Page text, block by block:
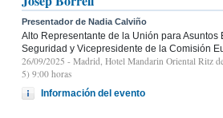
Presentador de Nadia Calviño
Alto Representante de la Unión para Asuntos
Seguridad y Vicepresidente de la Comisión
26/09/2025 - Madrid, Hotel Mandarin Oriental Ritz
5) 9:00 horas
Información del evento